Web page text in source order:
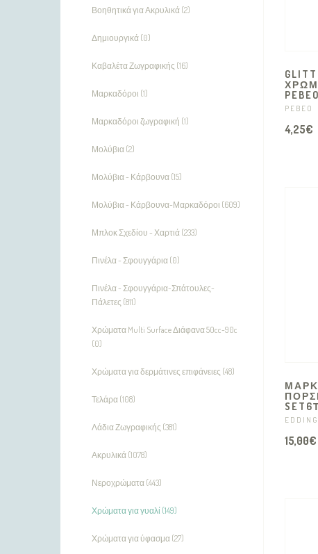
Βοηθητικά για Ακρυλικά (2)
Δημιουργικά (0)
Καβαλέτα Ζωγραφικής (16)
Μαρκαδόροι (1)
Μαρκαδόροι ζωγραφική (1)
Μολύβια (2)
Μολύβια - Κάρβουνα (15)
Μολύβια - Κάρβουνα-Μαρκαδόροι (609)
Μπλοκ Σχεδίου - Χαρτιά (233)
Πινέλα - Σφουγγάρια (0)
Πινέλα - Σφουγγάρια-Σπάτουλες-
Πάλετες (811)
Χρώματα Multi Surface Διάφανα 50cc-90c
(0)
Χρώματα για δερμάτινες επιφάνειες (48)
Τελάρα (108)
Λάδια Ζωγραφικής (381)
Ακρυλικά (1078)
Νεροχρώματα (443)
Χρώματα για γυαλί (149)
Χρώματα για ύφασμα (27)
PEBEO
4,25€
15,00€